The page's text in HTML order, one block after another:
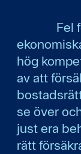
Fel
hög
av att
se över
just era
rätt